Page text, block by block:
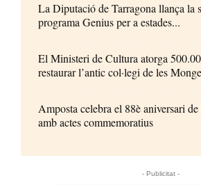
La Diputació de Tarragona llança la
programa Genius per a estades...
El Ministeri de Cultura atorga
restaurar l’antic col·legi de les
Amposta celebra el 88è aniversari
amb actes commemoratius
- Publicitat -